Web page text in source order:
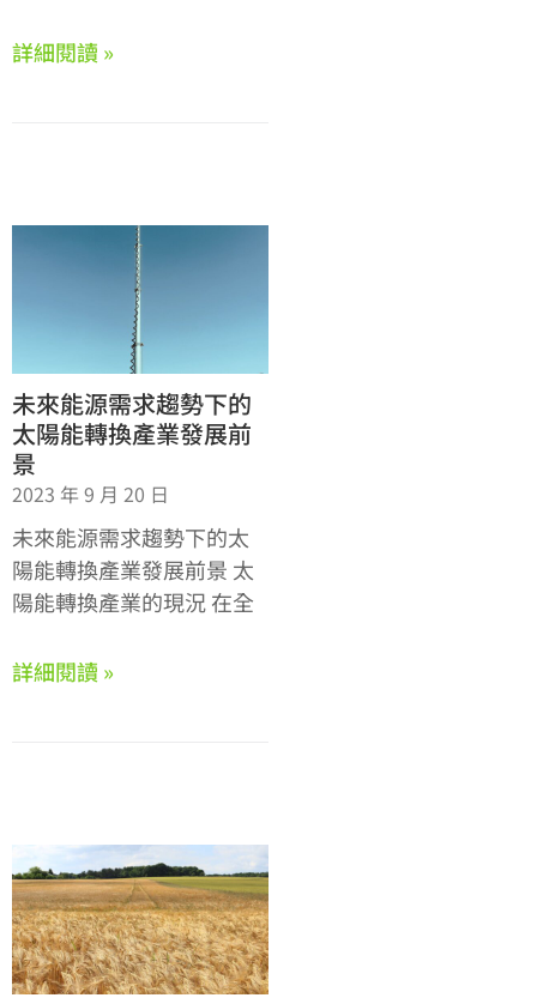
詳細閱讀 »
未來能源需求趨勢下的
太陽能轉換產業發展前
景
2023 年 9 月 20 日
未來能源需求趨勢下的太
陽能轉換產業發展前景 太
陽能轉換產業的現況 在全
詳細閱讀 »